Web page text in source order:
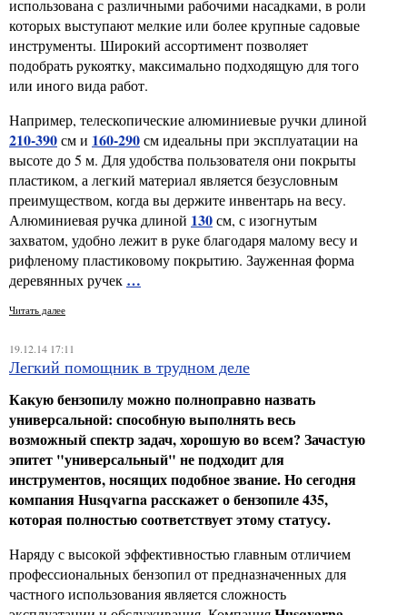
использована с различными рабочими насадками, в роли
которых выступают мелкие или более крупные садовые
инструменты. Широкий ассортимент позволяет
подобрать рукоятку, максимально подходящую для того
или иного вида работ.
Например, телескопические алюминиевые ручки длиной
210-390см и 160-290см идеальны при эксплуатации на
высоте до 5 м. Для удобства пользователя они покрыты
пластиком, а легкий материал является безусловным
преимуществом, когда вы держите инвентарь на весу.
Алюминиевая ручка длиной 130см, с изогнутым
захватом, удобно лежит в руке благодаря малому весу и
рифленому пластиковому покрытию. Зауженная форма
деревянных ручек …
Читать далее
19.12.14 17:11
Легкий помощник в трудном деле
Какую бензопилу можно полноправно назвать
универсальной: способную выполнять весь
возможный спектр задач, хорошую во всем? Зачастую
эпитет "универсальный" не подходит для
инструментов, носящих подобное звание. Но сегодня
компанияHusqvarna расскажет о бензопиле 435,
которая полностью соответствует этому статусу.
Наряду с высокой эффективностью главным отличием
профессиональных бензопил от предназначенных для
частного использования является сложность